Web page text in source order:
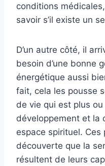
conditions
savoir s’il existe un
D’un autre côté, il
besoin d’une bonne
énergétique aussi
fait, cela les pousse
de vie qui est plus
développement et la
espace spirituel.
découverte que la
résultent de leurs